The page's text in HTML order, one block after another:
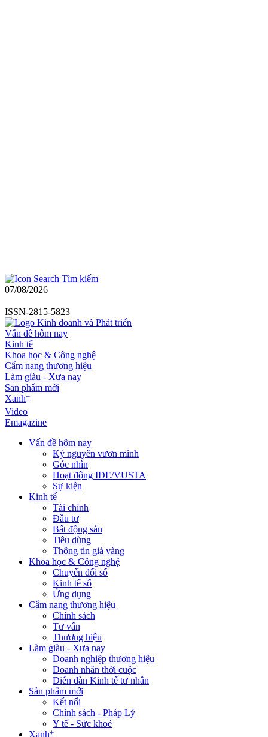
Tìm kiếm
07/08/2026
ISSN-2815-5823
Vấn đề hôm nay
Kinh tế
Khoa học & Công nghệ
Cẩm nang thương hiệu
Làm giàu - Xưa nay
Sản phẩm mới
Xanh+
Video
Emagazine
Vấn đề hôm nay
Kỷ nguyên vươn mình
Góc nhìn
Hoạt động IDE/VUSTA
Sự kiện
Kinh tế
Tài chính
Đầu tư
Bất động sản
Tiêu dùng
Thông tin giá vàng
Khoa học & Công nghệ
Chuyển đổi số
Kinh tế số
Ứng dụng
Cẩm nang thương hiệu
Chính sách
Tư vấn
Thương hiệu
Làm giàu - Xưa nay
Doanh nghiệp thương hiệu
Doanh nhân thời cuộc
Diễn đàn Kinh tế tư nhân
Sản phẩm mới
Kết nối
Chính sách - Pháp Lý
Y tế - Sức khoẻ
Xanh+